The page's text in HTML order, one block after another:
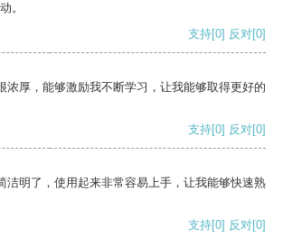
。
支持[0] 反对[0]
浓厚，能够激励我不断学习，让我能够取得更好的
支持[0] 反对[0]
洁明了，使用起来非常容易上手，让我能够快速熟
支持[0] 反对[0]